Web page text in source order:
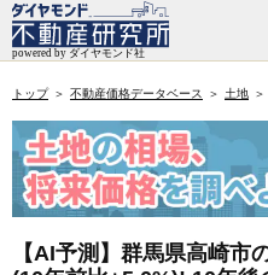
トップ 不動産価格データベース 土地
【AI予測】群馬県高崎市